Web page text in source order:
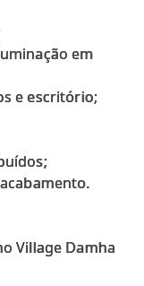
em
e escritório;
Village Damha